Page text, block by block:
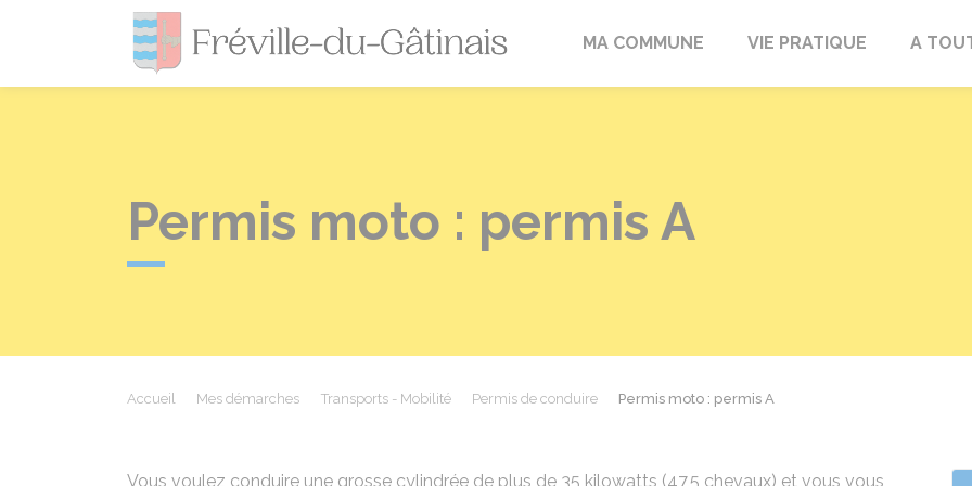
Fréville-du-Gâtinais
MA COMMUNE VIE PRATIQUE A
Permis moto : permis A
Accueil Mes démarches Transports - Mobilité Permis de conduire Permis moto : permis A
Vous voulez conduire une grosse cylindrée de plus de 35 kilowatts (47,5 chevaux) et vous vous